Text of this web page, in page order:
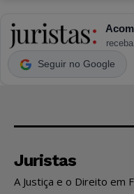
Seguir no Google
Juristas
A Justiça e o Direito em